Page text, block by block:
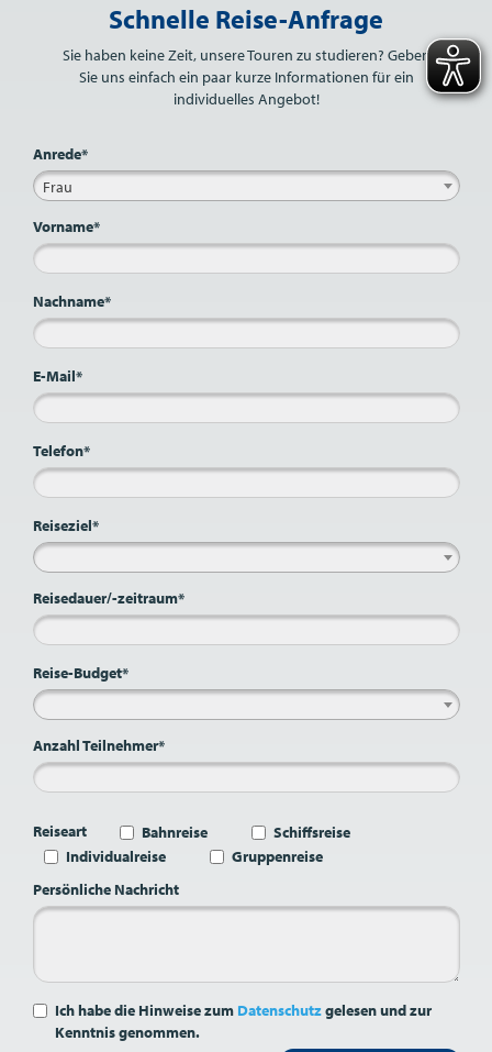
Schnelle Reise-Anfrage
Sie haben keine Zeit, unsere Touren zu studieren? Geben
Sie uns einfach ein paar kurze Informationen für ein
individuelles Angebot!
Anrede*
Frau
Vorname*
Nachname*
E-Mail*
Telefon*
Reiseziel*
Reisedauer/-zeitraum*
Reise-Budget*
Anzahl Teilnehmer*
Reiseart Bahnreise
Schiffsreise
Individualreise
Gruppenreise
Persönliche Nachricht
Ich habe die Hinweise zum Datenschutzgelesen und zur
Kenntnis genommen.